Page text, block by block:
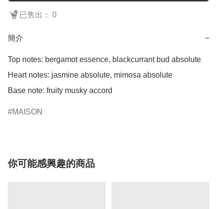
已售出： 0
簡介 −
Top notes: bergamot essence, blackcurrant bud absolute
Heart notes: jasmine absolute, mimosa absolute
Base note: fruity musky accord
MAISON
你可能感興趣的商品